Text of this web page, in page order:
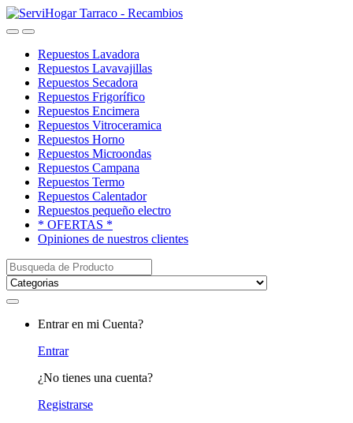
Saltar
a
saltar
al
OpenClose
Repuestos Lavadora
Repuestos Lavavajillas
Repuestos Secadora
Repuestos Frigorífico
Repuestos Encimera
Repuestos Vitroceramica
Repuestos Horno
Repuestos Microondas
Repuestos Campana
Repuestos Termo
Repuestos Calentador
Repuestos pequeño electro
* OFERTAS *
Opiniones de nuestros clientes
Buscar:
Entrar en mi Cuenta?
Entrar
¿No tienes una cuenta?
Registrarse